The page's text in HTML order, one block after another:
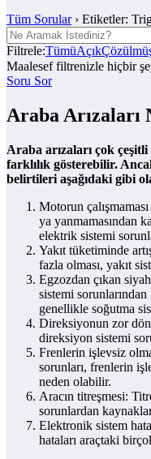
Tüm Sorular› Etiketler:
Filtrele:TümüAçık
Maalesef filtrenizle hiçbir
Soru Sor
Araba Arızaları
Araba arızaları çok
farklılık gösterebilir.
belirtileri aşağıdaki gibi
Motorun
ya yanmamasından
elektrik sistemi
Yakıt tüketiminde
fazla olması, yakıt
Egzozdan çıkan
sistemi
genellikle soğutma
Direksiyonun zor
direksiyon sistemi
Frenlerin işlevsiz
sorunları, frenlerin
neden olabilir.
Aracın titreşmesi:
sorunlardan
Elektronik sistem
hataları araçtaki